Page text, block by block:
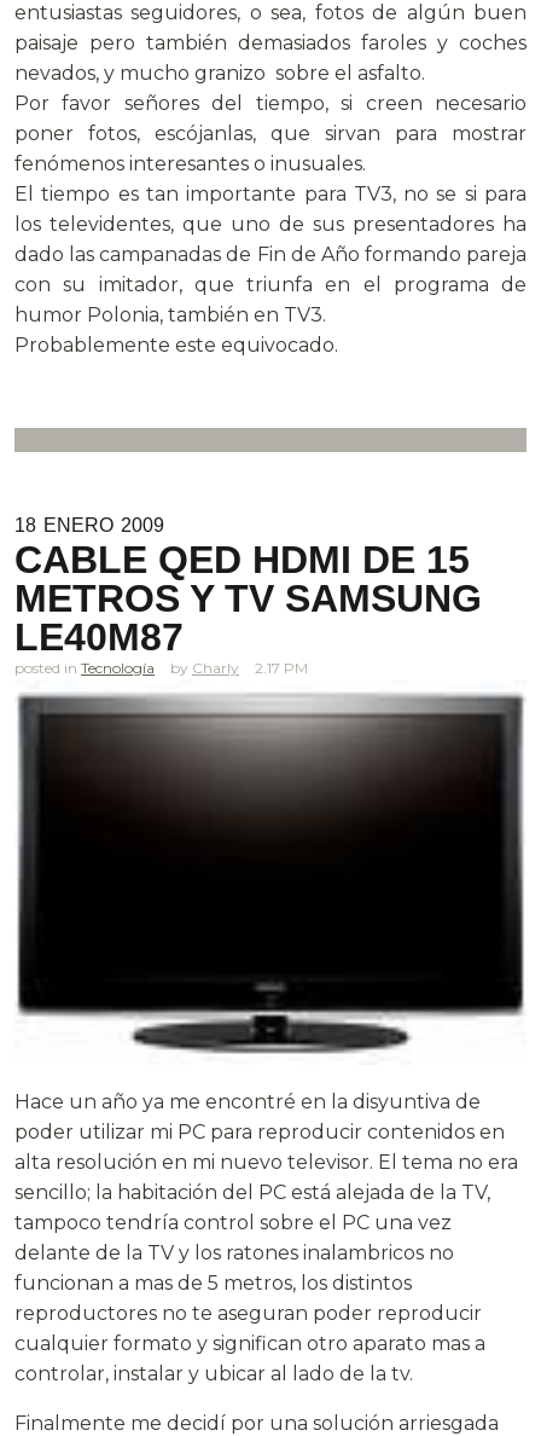
entusiastas seguidores, o sea, fotos de algún buen
paisaje pero también demasiados faroles y coches
nevados, y mucho granizo sobre el asfalto.
Por favor señores del tiempo, si creen necesario
poner fotos, escójanlas, que sirvan para mostrar
fenómenos interesantes o inusuales.
El tiempo es tan importante para TV3, no se si para
los televidentes, que uno de sus presentadores ha
dado las campanadas de Fin de Año formando pareja
con su imitador, que triunfa en el programa de
humor Polonia, también en TV3.
Probablemente este equivocado.
18 ENERO 2009
CABLE QED HDMI DE 15
METROS Y TV SAMSUNG
LE40M87
posted in Tecnología Charly 2.17 PM
Hace un año ya me encontré en la disyuntiva de
poder utilizar mi PC para reproducir contenidos en
alta resolución en mi nuevo televisor. El tema no era
sencillo; la habitación del PC está alejada de la TV,
tampoco tendría control sobre el PC una vez
delante de la TV y los ratones inalambricos no
funcionan a mas de 5 metros, los distintos
reproductores no te aseguran poder reproducir
cualquier formato y significan otro aparato mas a
controlar, instalar y ubicar al lado de la tv.
Finalmente me decidí por una solución arriesgada